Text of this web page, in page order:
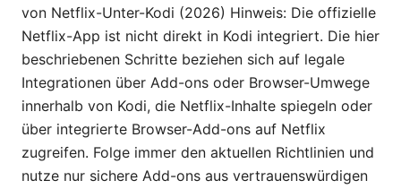
von Netflix-Unter-Kodi (2026) Hinweis: Die offizielle
Netflix-App ist nicht direkt in Kodi integriert. Die hier
beschriebenen Schritte beziehen sich auf legale
Integrationen über Add-ons oder Browser-Umwege
innerhalb von Kodi, die Netflix-Inhalte spiegeln oder
über integrierte Browser-Add-ons auf Netflix
zugreifen. Folge immer den aktuellen Richtlinien und
nutze nur sichere Add-ons aus vertrauenswürdigen